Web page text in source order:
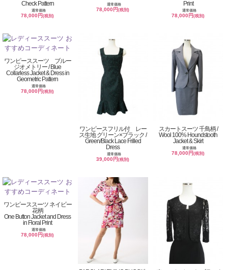
Check Pattern
通常価格
78,000円(税別)
通常価格
78,000円(税別)
Print
通常価格
78,000円(税別)
ワンピーススーツ ブルー
ジオメトリー / Blue
Collarless Jacket & Dress in
Geometric Pattern
通常価格
78,000円(税別)
ワンピースフリル付 レー
ス生地 グリーン×ブラック /
Green/Black Lace Frilled
Dress
通常価格
39,000円(税別)
スカートスーツ 千鳥柄 /
Wool 100% Houndstooth
Jacket & Skirt
通常価格
78,000円(税別)
ワンピーススーツ ネイビー
花柄
One Button Jacket and Dress
in Floral Print
通常価格
78,000円(税別)